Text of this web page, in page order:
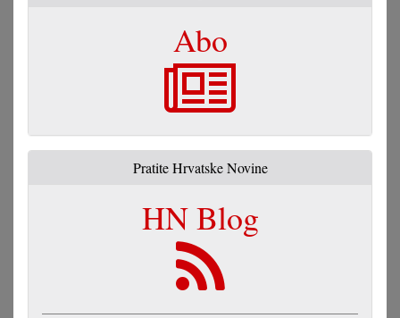
Abo
Pratite Hrvatske Novine
HN Blog